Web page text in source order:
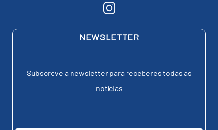
NEWSLETTER
Subscreve a newsletter para receberes todas as
notícias